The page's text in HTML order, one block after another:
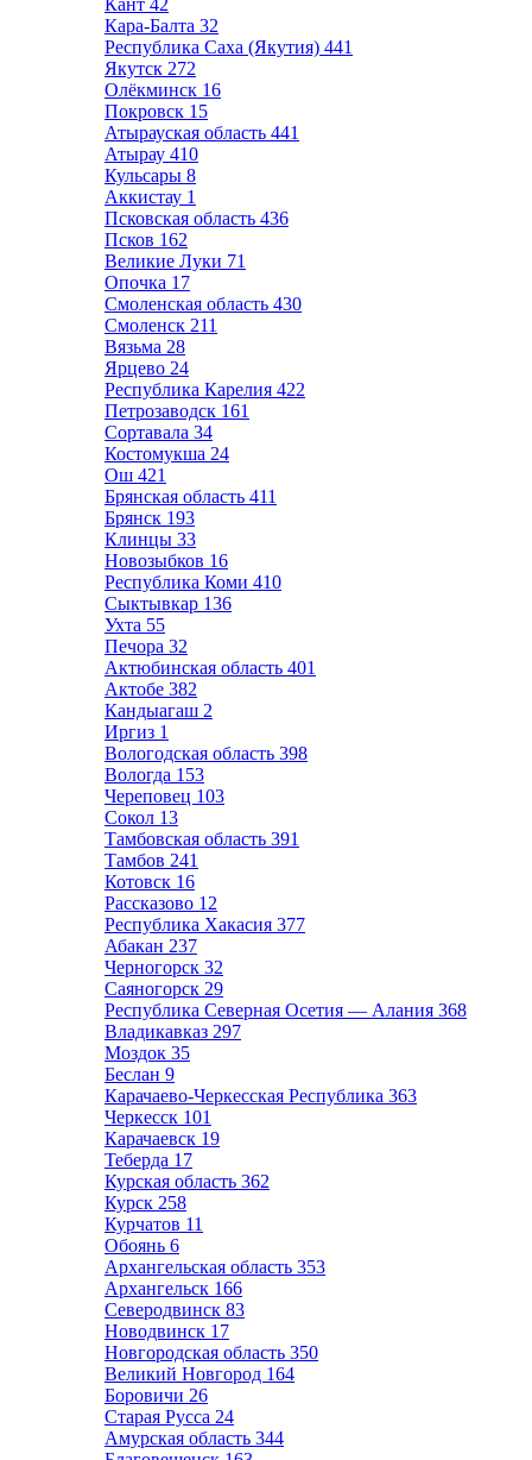
Кант 42
Кара-Балта 32
Республика Саха (Якутия) 441
Якутск 272
Олёкминск 16
Покровск 15
Атырауская область 441
Атырау 410
Кульсары 8
Аккистау 1
Псковская область 436
Псков 162
Великие Луки 71
Опочка 17
Смоленская область 430
Смоленск 211
Вязьма 28
Ярцево 24
Республика Карелия 422
Петрозаводск 161
Сортавала 34
Костомукша 24
Ош 421
Брянская область 411
Брянск 193
Клинцы 33
Новозыбков 16
Республика Коми 410
Сыктывкар 136
Ухта 55
Печора 32
Актюбинская область 401
Актобе 382
Кандыагаш 2
Иргиз 1
Вологодская область 398
Вологда 153
Череповец 103
Сокол 13
Тамбовская область 391
Тамбов 241
Котовск 16
Рассказово 12
Республика Хакасия 377
Абакан 237
Черногорск 32
Саяногорск 29
Республика Северная Осетия — Алания 368
Владикавказ 297
Моздок 35
Беслан 9
Карачаево-Черкесская Республика 363
Черкесск 101
Карачаевск 19
Теберда 17
Курская область 362
Курск 258
Курчатов 11
Обоянь 6
Архангельская область 353
Архангельск 166
Северодвинск 83
Новодвинск 17
Новгородская область 350
Великий Новгород 164
Боровичи 26
Старая Русса 24
Амурская область 344